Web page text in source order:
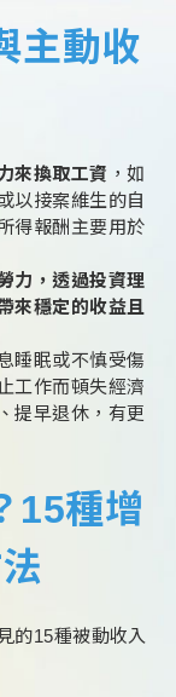
主動收
來換取工資 ，如
以接案維生的自
得報酬主要用於
力，透過投資理
來穩定的收益且
睡眠或不慎受傷
工作而頓失經濟
提早退休，有更
15種增
的15種被動收入